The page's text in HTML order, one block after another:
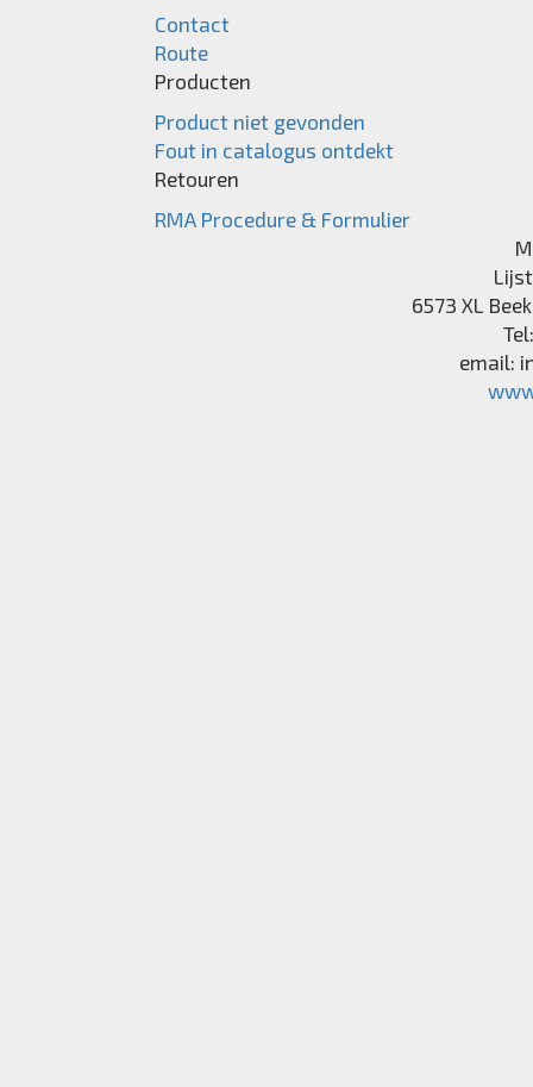
Contact
Route
Producten
Product niet gevonden
Fout in catalogus ontdekt
Retouren
RMA Procedure & Formulier
6573 XL
email: